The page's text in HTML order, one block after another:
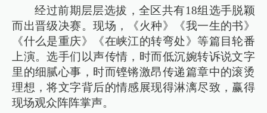
经过前期层层选拔，全区共有18组选手脱颖
而出晋级决赛。现场，《火种》《我一生的书》
《什么是重庆》《在峡江的转弯处》等篇目轮番
上演。选手们以声传情，时而低沉婉转诉说文字
里的细腻心事，时而铿锵激昂传递篇章中的滚烫
理想，将文字背后的情感展现得淋漓尽致，赢得
现场观众阵阵掌声。